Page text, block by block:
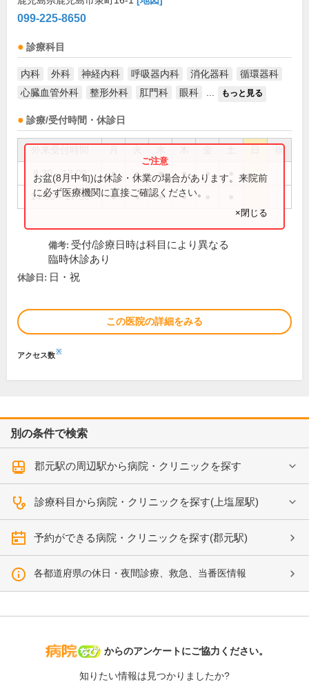
099-225-8650
診療科目
内科 外科 神経内科 呼吸器内科 消化器科
循環器科
心臓血管外科
整形外科 肛門科 眼科 もっと見る
診療/受付時間・休診日
祝
8:30～13:00 ● ● ● ● ●
14:00～17:30 ● ● ● ●
お盆(8月中旬)は休診・休業の場合があります。来院前
に必ず医療機関に直接ご確認ください。
×閉じる
備考: 受付/診療日時は科目により異なる
臨時休診あり
休診日: 日・祝
この医院の詳細をみる
アクセス数※
別の条件で検索
郡元駅の周辺駅から病院・クリニックを探す
診療科目から病院・クリニックを探す(上塩屋駅)
予約ができる病院・クリニックを探す(郡元駅)
各都道府県の休日・夜間診療、救急、当番医情報
病院なび
からのアンケートにご協力ください。
知りたい情報は見つかりましたか?